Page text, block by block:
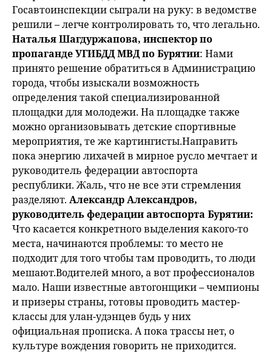
Госавтоинспекции сыграли на руку: в ведомстве
решили – легче контролировать то, что легально.
Наталья Шагдуржапова, инспектор по
пропаганде УГИБДД МВД по Бурятии: Нами
принято решение обратиться в Администрацию
города, чтобы изыскали возможность
определения такой специализированной
площадки для молодежи. На площадке также
можно организовывать детские спортивные
мероприятия, те же картингисты.Направить
пока энергию лихачей в мирное русло мечтает и
руководитель федерации автоспорта
республики. Жаль, что не все эти стремления
разделяют. Александр Александров,
руководитель федерации автоспорта Бурятии:
Что касается конкретного выделения какого-то
места, начинаются проблемы: то место не
подходит для того чтобы там проводить, то люди
мешают.Водителей много, а вот профессионалов
мало. Наши известные автогонщики – чемпионы
и призеры страны, готовы проводить мастер-
классы для улан-удэнцев будь у них
официальная прописка. А пока трассы нет, о
культуре вождения говорить не приходится.